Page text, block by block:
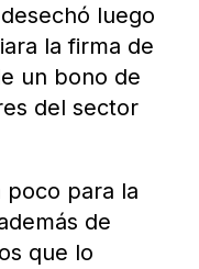
luego
la firma de
un bono de
del sector
poco para la
de
que lo